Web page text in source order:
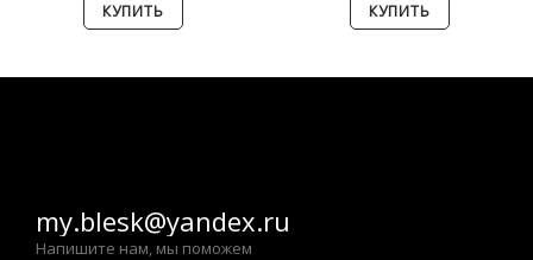
КУПИТЬ КУПИТЬ
my.blesk@yandex.ru
Напишите нам, мы поможем